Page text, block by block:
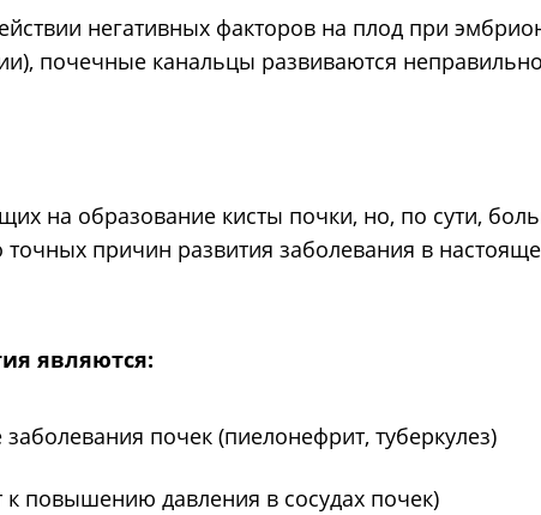
негативных факторов на плод при
почечные канальцы развиваются
на образование кисты почки, но, по сути,
причин развития заболевания в
являются:
почек (пиелонефрит, туберкулез)
к повышению давления в сосудах почек)